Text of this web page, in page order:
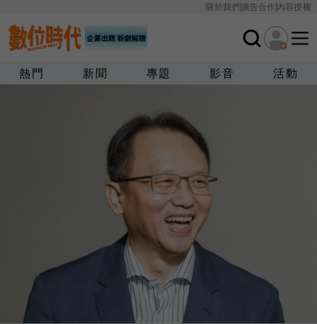
關於我們廣告合作內容授權
熱門 新聞 專題 影音 活動